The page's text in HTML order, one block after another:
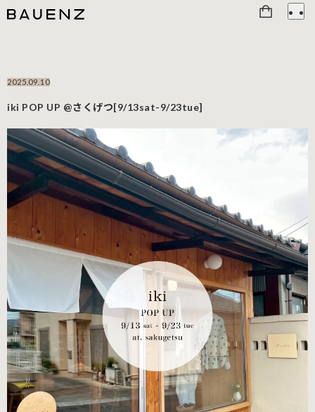
2025.09.10
iki POP UP @さくげつ[9/13sat-9/23tue]